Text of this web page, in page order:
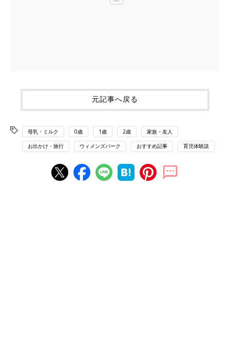
元記事へ戻る
母乳・ミルク 0歳 1歳 2歳 家族・友人
お出かけ・旅行 ウィメンズパーク おすすめ記事 育児体験談